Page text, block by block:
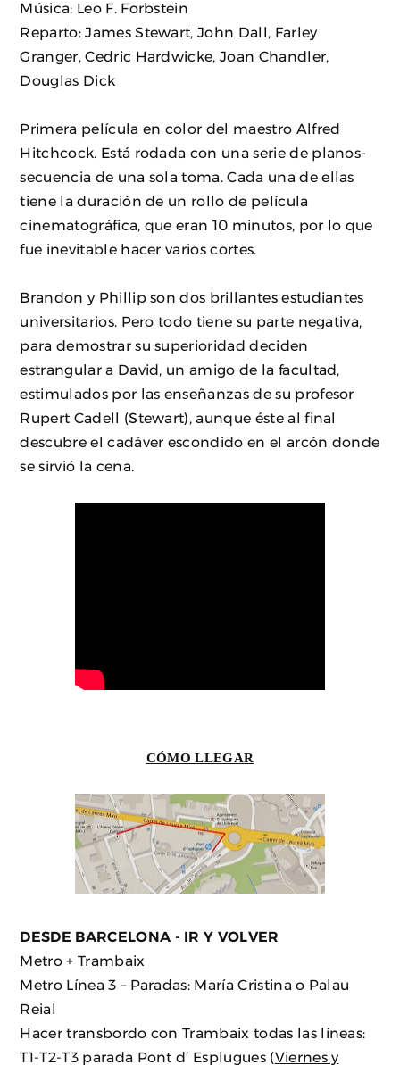
Música: Leo F. Forbstein
Reparto: James Stewart, John Dall, Farley
Granger, Cedric Hardwicke, Joan Chandler,
Douglas Dick
Primera película en color del maestro Alfred
Hitchcock. Está rodada con una serie de planos-
secuencia de una sola toma. Cada una de ellas
tiene la duración de un rollo de película
cinematográfica, que eran 10 minutos, por lo que
fue inevitable hacer varios cortes.
Brandon y Phillip son dos brillantes estudiantes
universitarios. Pero todo tiene su parte negativa,
para demostrar su superioridad deciden
estrangular a David, un amigo de la facultad,
estimulados por las enseñanzas de su profesor
Rupert Cadell (Stewart), aunque éste al final
descubre el cadáver escondido en el arcón donde
se sirvió la cena.
CÓMO LLEGAR
DESDE BARCELONA - IR Y VOLVER
Metro + Trambaix
Metro Línea 3 – Paradas: María Cristina o Palau
Reial
Hacer transbordo con Trambaix todas las líneas:
T1-T2-T3 parada Pont d’ Esplugues (Viernes y